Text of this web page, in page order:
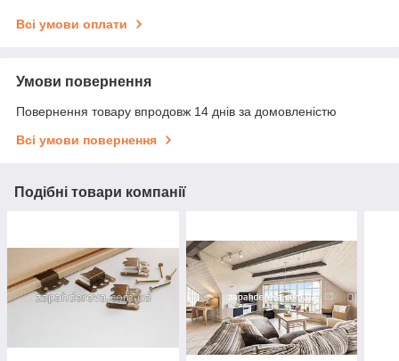
Всі умови оплати
Умови повернення
Повернення товару впродовж 14 днів за домовленістю
Всі умови повернення
Подібні товари компанії